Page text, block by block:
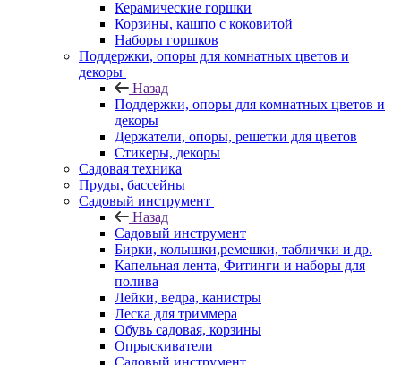
Керамические горшки
Корзины, кашпо с коковитой
Наборы горшков
Поддержки, опоры для комнатных цветов и
декоры
Назад
Поддержки, опоры для комнатных цветов и
декоры
Держатели, опоры, решетки для цветов
Стикеры, декоры
Садовая техника
Пруды, бассейны
Садовый инструмент
Назад
Садовый инструмент
Бирки, колышки,ремешки, таблички и др.
Капельная лента, Фитинги и наборы для
полива
Лейки, ведра, канистры
Леска для триммера
Обувь садовая, корзины
Опрыскиватели
Садовый инструмент